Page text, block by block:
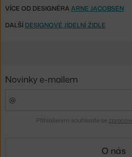
VÍCE OD DESIGNÉRA ARNE JACOBSEN
DALŠÍ DESIGNOVÉ JÍDELNÍ ŽIDLE
Novinky e-mailem
Přihlášením souhlasíte se
O nás